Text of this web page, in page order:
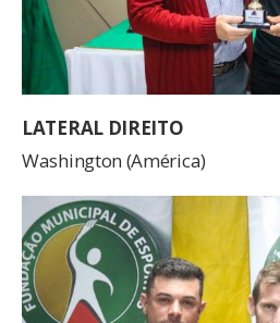
LATERAL DIREITO
Washington (América)